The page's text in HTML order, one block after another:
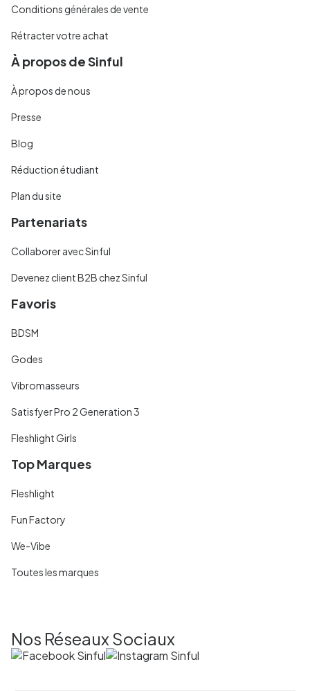
Conditions générales de vente
Rétracter votre achat
À propos de Sinful
À propos de nous
Presse
Blog
Réduction étudiant
Plan du site
Partenariats
Collaborer avec Sinful
Devenez client B2B chez Sinful
Favoris
BDSM
Godes
Vibromasseurs
Satisfyer Pro 2 Generation 3
Fleshlight Girls
Top Marques
Fleshlight
Fun Factory
We-Vibe
Toutes les marques
Nos Réseaux Sociaux